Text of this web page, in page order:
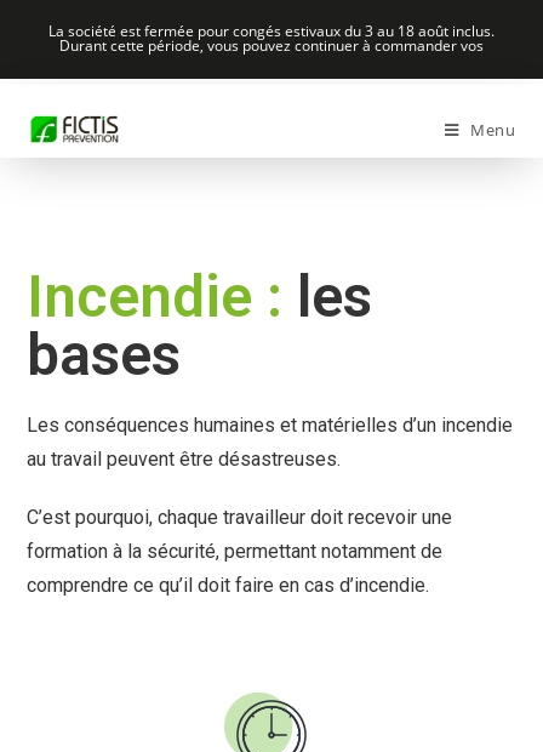
La société est fermée pour congés estivaux du 3 au 18 août inclus.
Durant cette période, vous pouvez continuer à commander vos
formations sur risques-electriques.com
Menu
Incendie : les
bases
Les conséquences humaines et matérielles d’un incendie
au travail peuvent être désastreuses.
C’est pourquoi, chaque travailleur doit recevoir une
formation à la sécurité, permettant notamment de
comprendre ce qu’il doit faire en cas d’incendie.